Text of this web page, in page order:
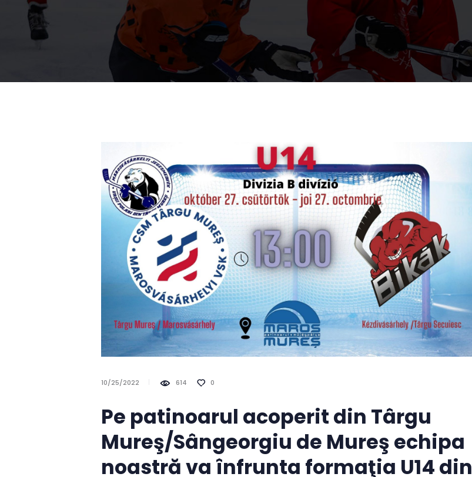
10/25/2022 614 0
Pe patinoarul acoperit din Târgu
Mureş/Sângeorgiu de Mureş echipa
noastră va înfrunta formaţia U14 din